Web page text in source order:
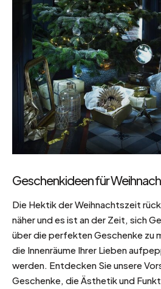
Geschenkideen für
Die Hektik der Weihnachtszeit
näher und es ist an der Zeit, sich
über die perfekten Geschenke zu
die Innenräume Ihrer Lieben
werden. Entdecken Sie unsere
Geschenke, die Ästhetik und